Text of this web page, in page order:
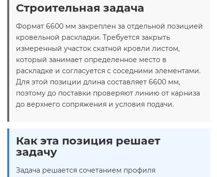
Строительная задача
Формат 6600 мм закреплен за отдельной позицией
кровельной раскладки. Требуется закрыть
измеренный участок скатной кровли листом,
который занимает определенное место в
раскладке и согласуется с соседними элементами.
Для этой позиции длина составляет 6600 мм,
поэтому до поставки проверяют линию от карниза
до верхнего сопряжения и условия подачи.
Как эта позиция решает
задачу
Задача решается сочетанием профиля